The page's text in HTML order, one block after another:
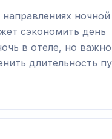
ночной
сэкономить день
в отеле, но важно
длительность